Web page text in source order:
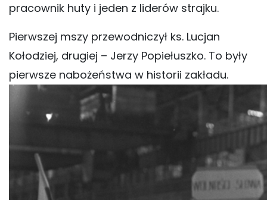
pracownik huty i jeden z liderów strajku.
Pierwszej mszy przewodniczył ks. Lucjan
Kołodziej, drugiej – Jerzy Popiełuszko. To były
pierwsze nabożeństwa w historii zakładu.